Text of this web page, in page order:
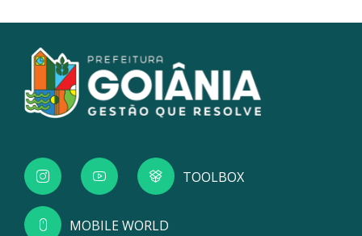
TOOLBOX
MOBILE WORLD